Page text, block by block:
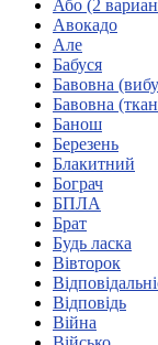
Кадрові
Постаті
Все про
Важлива
Історія
Брифінги
Корисні
Про
Або (2
Авокадо
Але
Бабуся
Бавовна
Бавовна
Банош
Березень
Блакитний
Бограч
БПЛА
Брат
Будь ласка
Вівторок
Відповідь
Війна